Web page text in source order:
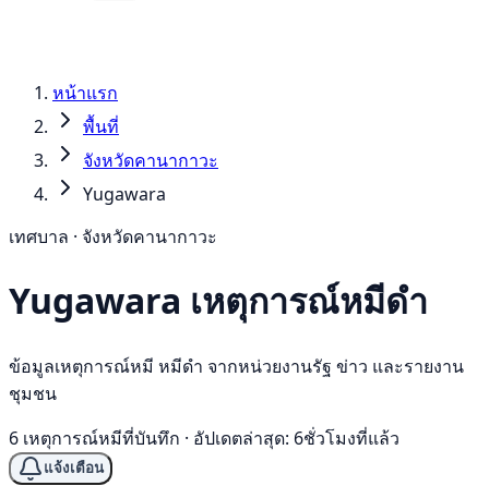
หน้าแรก
พื้นที่
จังหวัดคานากาวะ
Yugawara
เทศบาล · จังหวัดคานากาวะ
Yugawara เหตุการณ์หมีดำ
ข้อมูลเหตุการณ์หมี หมีดำ จากหน่วยงานรัฐ ข่าว และรายงาน
ชุมชน
6 เหตุการณ์หมีที่บันทึก · อัปเดตล่าสุด: 6ชั่วโมงที่แล้ว
แจ้งเตือน